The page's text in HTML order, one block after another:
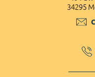
34295